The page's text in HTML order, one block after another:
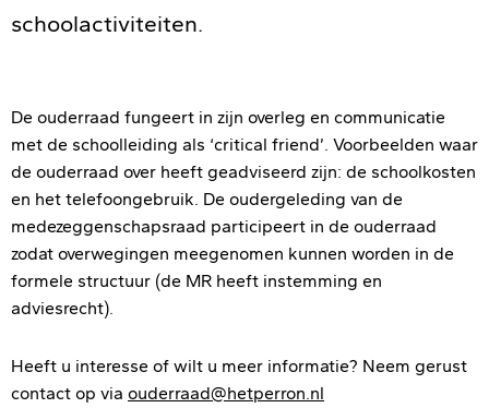
schoolactiviteiten.
De ouderraad fungeert in zijn overleg en communicatie
met de schoolleiding als ‘critical friend’. Voorbeelden waar
de ouderraad over heeft geadviseerd zijn: de schoolkosten
en het telefoongebruik. De oudergeleding van de
medezeggenschapsraad participeert in de ouderraad
zodat overwegingen meegenomen kunnen worden in de
formele structuur (de MR heeft instemming en
adviesrecht).
Heeft u interesse of wilt u meer informatie? Neem gerust
contact op via ouderraad@hetperron.nl